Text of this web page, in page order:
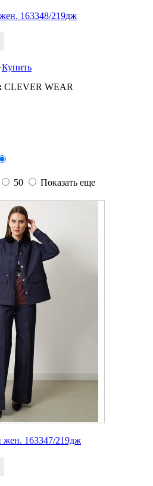
163348/219дж
Купить
CLEVER WEAR
50 Показать еще
163347/219дж